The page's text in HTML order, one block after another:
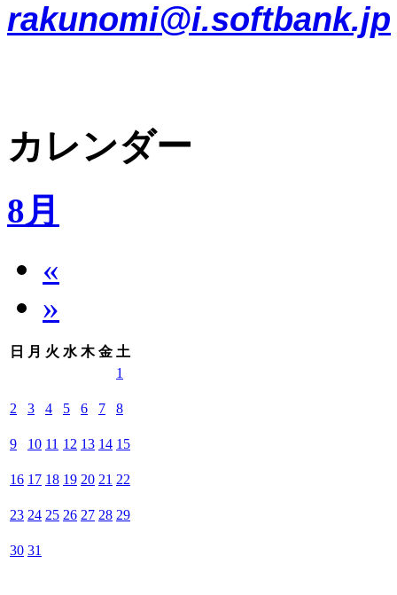
rakunomi@i.softbank.jp
カレンダー
8月
«
»
日 月 火 水 木 金 土
1
2 3 4 5 6 7 8
9 10 11 12 13 14 15
16 17 18 19 20 21 22
23 24 25 26 27 28 29
30 31